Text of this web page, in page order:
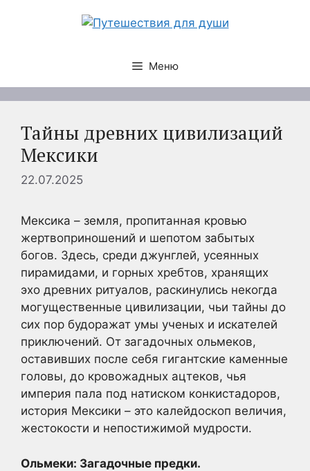
Меню
Тайны древних цивилизаций
Мексики
22.07.2025
Мексика – земля, пропитанная кровью
жертвоприношений и шепотом забытых
богов. Здесь, среди джунглей, усеянных
пирамидами, и горных хребтов, хранящих
эхо древних ритуалов, раскинулись некогда
могущественные цивилизации, чьи тайны до
сих пор будоражат умы ученых и искателей
приключений. От загадочных ольмеков,
оставивших после себя гигантские каменные
головы, до кровожадных ацтеков, чья
империя пала под натиском конкистадоров,
история Мексики – это калейдоскоп величия,
жестокости и непостижимой мудрости.
Ольмеки: Загадочные предки.